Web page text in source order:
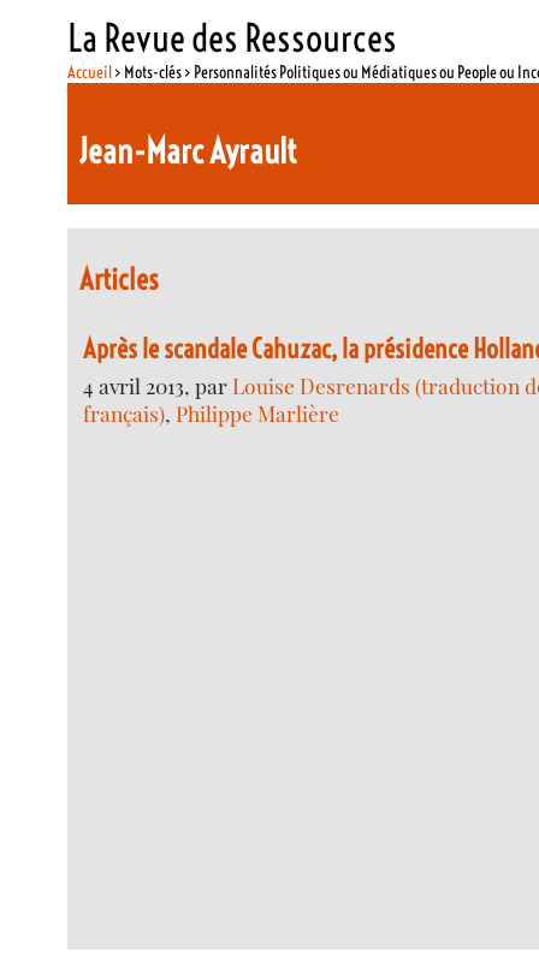
La Revue des Ressources
Accueil> Mots-clés > Personnalités Politiques ou Médiatiques ou People ou
Jean-Marc Ayrault
Articles
Après le scandale Cahuzac, la présidence
4 avril 2013, parLouise Desrenards (traduction
français), Philippe Marlière